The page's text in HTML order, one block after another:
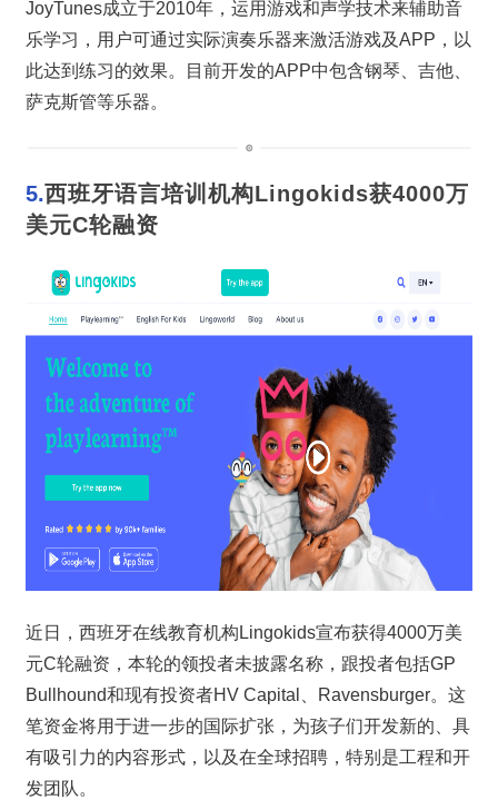
JoyTunes成立于2010年，运用游戏和声学技术来辅助音
乐学习，用户可通过实际演奏乐器来激活游戏及APP，以
此达到练习的效果。目前开发的APP中包含钢琴、吉他、
萨克斯管等乐器。
5.西班牙语言培训机构Lingokids获4000万
美元C轮融资
近日，西班牙在线教育机构Lingokids宣布获得4000万美
元C轮融资，本轮的领投者未披露名称，跟投者包括GP
Bullhound和现有投资者HV Capital、Ravensburger。这
笔资金将用于进一步的国际扩张，为孩子们开发新的、具
有吸引力的内容形式，以及在全球招聘，特别是工程和开
发团队。